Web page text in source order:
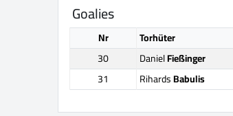
Goalies
Nr Torhüter
30
DanielFießinger
31
RihardsBabulis